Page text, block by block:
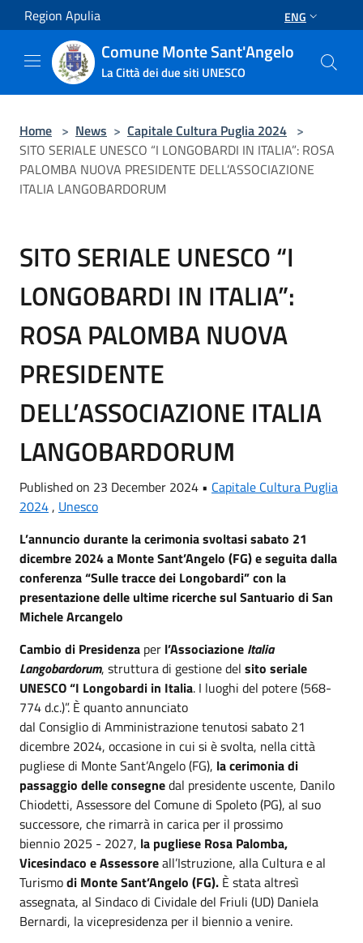
Salta al contenuto principale
Region Apulia ENG
Comune Monte Sant'Angelo
La Città dei due siti UNESCO
Home > News > Capitale Cultura Puglia 2024 >
SITO SERIALE UNESCO “I LONGOBARDI IN ITALIA”: ROSA
PALOMBA NUOVA PRESIDENTE DELL’ASSOCIAZIONE
ITALIA LANGOBARDORUM
SITO SERIALE UNESCO “I
LONGOBARDI IN ITALIA”:
ROSA PALOMBA NUOVA
PRESIDENTE
DELL’ASSOCIAZIONE ITALIA
LANGOBARDORUM
Published on 23 December 2024 • Capitale Cultura Puglia
2024, Unesco
L’annuncio durante la cerimonia svoltasi sabato 21
dicembre 2024 a Monte Sant’Angelo (FG) e seguita dalla
conferenza “Sulle tracce dei Longobardi” con la
presentazione delle ultime ricerche sul Santuario di San
Michele Arcangelo
Cambio di Presidenza per l’Associazione Italia
Langobardorum, struttura di gestione del sito seriale
UNESCO “I Longobardi in Italia. I luoghi del potere (568-
774 d.c.)”. È quanto annunciato
dal Consiglio di Amministrazione tenutosi sabato 21
dicembre 2024, occasione in cui si è svolta, nella città
pugliese di Monte Sant’Angelo (FG), la cerimonia di
passaggio delle consegnedal presidente uscente, Danilo
Chiodetti, Assessore del Comune di Spoleto (PG), al suo
successore, che rimarrà in carica per il prossimo
biennio 2025 - 2027, la pugliese Rosa Palomba,
Vicesindaco e Assessoreall’Istruzione, alla Cultura e al
Turismodi Monte Sant’Angelo (FG). È stata altresì
assegnata, al Sindaco di Cividale del Friuli (UD) Daniela
Bernardi, la vicepresidenza per il biennio a venire.